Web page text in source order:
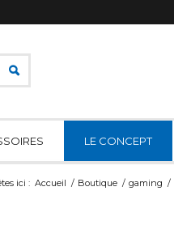
LE CONCEPT
ici : Accueil / Boutique / gaming /